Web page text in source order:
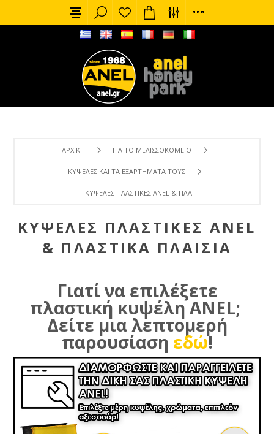
ΑΡΧΙΚΉ ΓΙΑ ΤΟ ΜΕΛΙΣΣΟΚΟΜΕΊΟ
ΚΥΨΈΛΕΣ ΚΑΙ ΤΑ ΕΞΑΡΤΉΜΑΤΑ ΤΟΥΣ
ΚΥΨΈΛΕΣ ΠΛΑΣΤΙΚΈΣ ANEL & ΠΛΑΣΤΙΚΆ ΠΛΑΊΣΙΑ
ΚΥΨΈΛΕΣ ΠΛΑΣΤΙΚΈΣ ANEL
& ΠΛΑΣΤΙΚΆ ΠΛΑΊΣΙΑ
Γιατί να επιλέξετε
πλαστική κυψέλη ANEL;
Δείτε μια λεπτομερή
παρουσίαση εδώ!